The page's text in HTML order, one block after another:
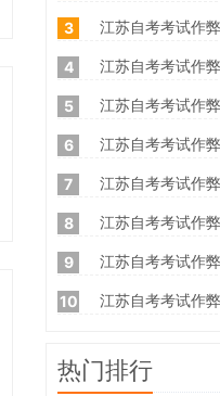
3 江苏自考考试作
4 江苏自考考试作
5 江苏自考考试作
6 江苏自考考试作
7 江苏自考考试作
8 江苏自考考试作
9 江苏自考考试作
10 江苏自考考试作
热门排行